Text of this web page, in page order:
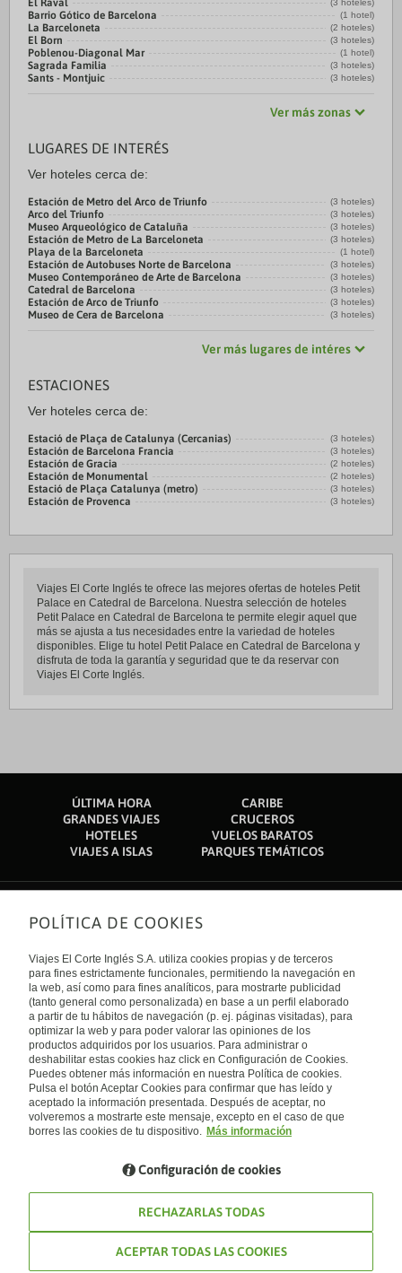
El Raval (3 hoteles)
Barrio Gótico de Barcelona (1 hotel)
La Barceloneta (2 hoteles)
El Born (3 hoteles)
Poblenou-Diagonal Mar (1 hotel)
Sagrada Familia (3 hoteles)
Sants - Montjuic (3 hoteles)
Ver más zonas
LUGARES DE INTERÉS
Ver hoteles cerca de:
Estación de Metro del Arco de Triunfo (3 hoteles)
Arco del Triunfo (3 hoteles)
Museo Arqueológico de Cataluña (3 hoteles)
Estación de Metro de La Barceloneta (3 hoteles)
Playa de la Barceloneta (1 hotel)
Estación de Autobuses Norte de Barcelona (3 hoteles)
Museo Contemporáneo de Arte de Barcelona (3 hoteles)
Catedral de Barcelona (3 hoteles)
Estación de Arco de Triunfo (3 hoteles)
Museo de Cera de Barcelona (3 hoteles)
Ver más lugares de intéres
ESTACIONES
Ver hoteles cerca de:
Estació de Plaça de Catalunya (Cercanias) (3 hoteles)
Estación de Barcelona Francia (3 hoteles)
Estación de Gracia (2 hoteles)
Estación de Monumental (2 hoteles)
Estació de Plaça Catalunya (metro) (3 hoteles)
Estación de Provenca (3 hoteles)
Viajes El Corte Inglés te ofrece las mejores ofertas de hoteles Petit
Palace en Catedral de Barcelona. Nuestra selección de hoteles
Petit Palace en Catedral de Barcelona te permite elegir aquel que
más se ajusta a tus necesidades entre la variedad de hoteles
disponibles. Elige tu hotel Petit Palace en Catedral de Barcelona y
disfruta de toda la garantía y seguridad que te da reservar con
Viajes El Corte Inglés.
ÚLTIMA HORA
CARIBE
GRANDES VIAJES
CRUCEROS
HOTELES
VUELOS BARATOS
VIAJES A ISLAS
PARQUES TEMÁTICOS
Sobre nosotros
Quiénes somos
Financiación
Sostenibilidad
Turismo accesible
Tarjeta El Corte Inglés
Trabaja con nosotros
El Corte Inglés
Canal Ético
Enlaces de interés
Guías de viaje
Catálogos
Auto check-in
Condiciones Generales
Política de privacidad
Política de cookies
Accesibilidad
Empresas/ Grupos
Internacional
España
Visita nuestro blog
Blog de Viajes el Corte inglés
POLÍTICA DE COOKIES
Viajes El Corte Inglés S.A. utiliza cookies propias y de terceros
para fines estrictamente funcionales, permitiendo la navegación en
la web, así como para fines analíticos, para mostrarte publicidad
(tanto general como personalizada) en base a un perfil elaborado
a partir de tu hábitos de navegación (p. ej. páginas visitadas), para
optimizar la web y para poder valorar las opiniones de los
productos adquiridos por los usuarios. Para administrar o
deshabilitar estas cookies haz click en Configuración de Cookies.
Puedes obtener más información en nuestra Política de cookies.
Pulsa el botón Aceptar Cookies para confirmar que has leído y
aceptado la información presentada. Después de aceptar, no
volveremos a mostrarte este mensaje, excepto en el caso de que
borres las cookies de tu dispositivo. Más información
Configuración de cookies
RECHAZARLAS TODAS
ACEPTAR TODAS LAS COOKIES